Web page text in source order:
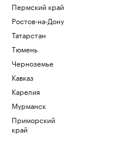
Пермский край
Ростов-на-Дону
Татарстан
Тюмень
Черноземье
Кавказ
Карелия
Мурманск
Приморский
край